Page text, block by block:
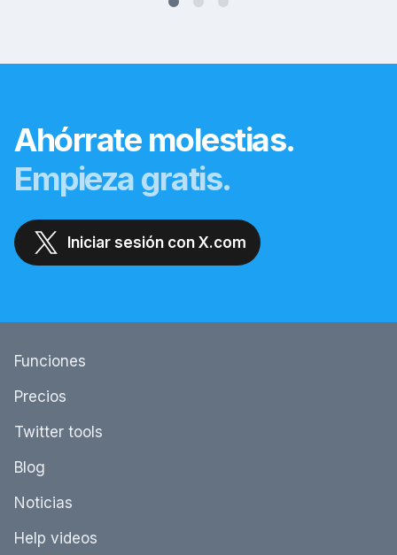
Ahórrate molestias.
Empieza gratis.
Iniciar sesión con X.com
Funciones
Precios
Twitter tools
Blog
Noticias
Help videos